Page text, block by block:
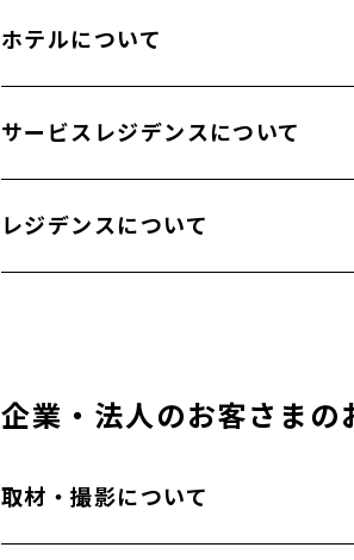
アトレが運営するショップ＆レストラン​に
※ご返信に2～3営業日かかる場合がござい
ホテルについて
ホテルメトロポリタン大井町トラックス（
https://oimachi-tracks.metropolitan.jp/
サービスレジデンスについて
オークウッド大井町トラックス東京 公式
レジデンスについて
企業・法人のお客さまの
取材・撮影について